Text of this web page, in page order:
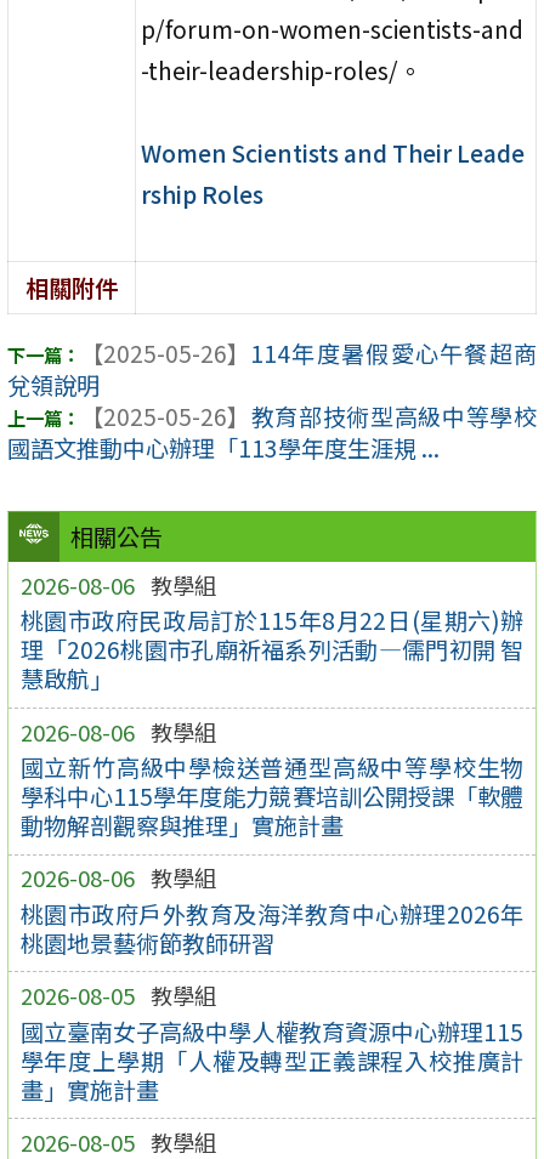
相關公告
2026-08-06 教學組
桃園市政府民政局訂於115年8月22日(星期六)辦
理「2026桃園市孔廟祈福系列活動—儒門初開 智
慧啟航」
2026-08-06 教學組
國立新竹高級中學檢送普通型高級中等學校生物
學科中心115學年度能力競賽培訓公開授課「軟體
動物解剖觀察與推理」實施計畫
2026-08-06 教學組
桃園市政府戶外教育及海洋教育中心辦理2026年
桃園地景藝術節教師研習
2026-08-05 教學組
國立臺南女子高級中學人權教育資源中心辦理115
學年度上學期「人權及轉型正義課程入校推廣計
畫」實施計畫
2026-08-05 教學組
p/forum-on-women-scientists-and
-their-leadership-roles/。
Women Scientists and Their Leade
rship Roles
相關附件
【2025-05-26】 114年度暑假愛心午餐超商
兌領說明
【2025-05-26】 教育部技術型高級中等學校
國語文推動中心辦理「113學年度生涯規 ...